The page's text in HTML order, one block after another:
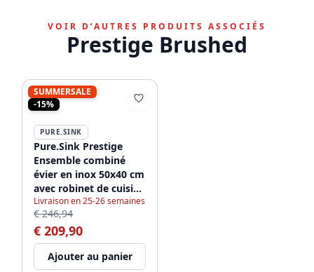
VOIR D’AUTRES PRODUITS ASSOCIÉS
Prestige Brushed
SUMMERSALE
-15%
PURE.SINK
Pure.Sink Prestige
Ensemble combiné
évier en inox 50x40 cm
avec robinet de cuisine
en inox 1208970762
Livraison en 25-26 semaines
€ 246,94
€ 209,90
Ajouter au panier